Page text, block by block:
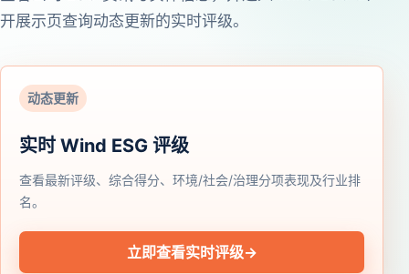
开展示页查询动态更新的实时评级。
动态更新
实时 Wind ESG 评级
查看最新评级、综合得分、环境/社会/治理分项表现及行业排
名。
立即查看实时评级→